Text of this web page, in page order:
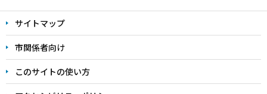
文
こ
こ
ま
で
サイトマップ
市関係者向け
このサイトの使い方